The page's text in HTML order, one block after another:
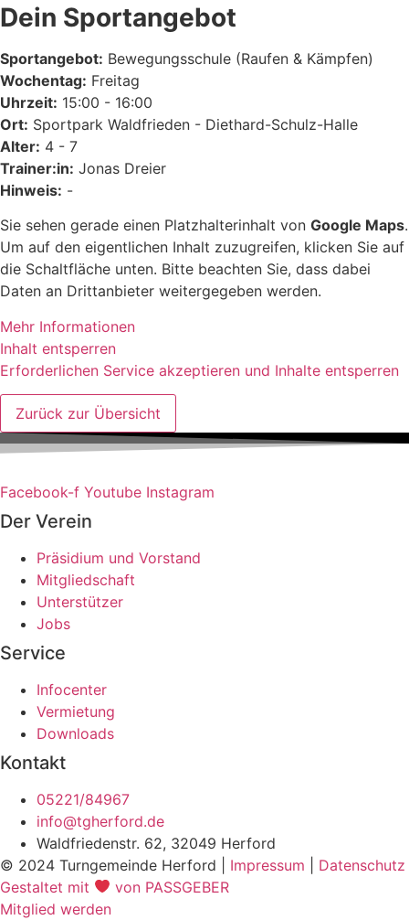
Dein Sportangebot
Sportangebot: Bewegungsschule (Raufen & Kämpfen)
Wochentag: Freitag
Uhrzeit: 15:00 - 16:00
Ort: Sportpark Waldfrieden - Diethard-Schulz-Halle
Alter: 4 - 7
Trainer:in: Jonas Dreier
Hinweis: -
Sie sehen gerade einen Platzhalterinhalt von Google Maps.
Um auf den eigentlichen Inhalt zuzugreifen, klicken Sie auf
die Schaltfläche unten. Bitte beachten Sie, dass dabei
Daten an Drittanbieter weitergegeben werden.
Mehr Informationen
Inhalt entsperren
Erforderlichen Service akzeptieren und Inhalte entsperren
Facebook-f Youtube Instagram
Der Verein
Präsidium und Vorstand
Mitgliedschaft
Unterstützer
Jobs
Service
Infocenter
Vermietung
Downloads
Kontakt
05221/84967
info@tgherford.de
Waldfriedenstr. 62, 32049 Herford
© 2024 Turngemeinde Herford | Impressum
Datenschutz
Gestaltet mit
von PASSGEBER
Mitglied werden